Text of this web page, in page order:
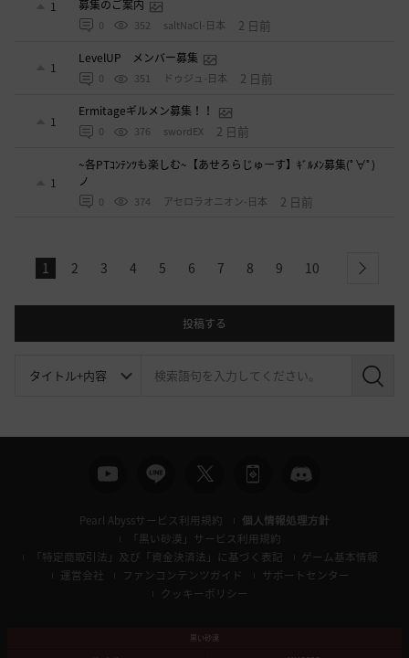
1
募集のご案内
0 352 saltNaCl-日本 2 日前
1
LevelUP メンバー募集
0 351 ドゥジュ-日本 2 日前
1
Ermitageギルメン募集！！
0 376 swordEX 2 日前
1
~各PTｺﾝﾃﾝﾂも楽しむ~【あせろらじゅーす】ｷﾞﾙﾒﾝ募集(ﾟ∀ﾟ)
ノ
0 374 アセロラオニオン-日本 2 日前
1 2 3 4 5 6 7 8 9 10 next
投稿する
検
Pearl Abyssサービス利用規約
個人情報処理方針
「黒い砂漠」サービス利用規約
「特定商取引法」及び「資金決済法」に基づく表記
ゲーム基本情報
運営会社
ファンコンテンツガイド
サポートセンター
クッキーポリシー
黒い砂漠